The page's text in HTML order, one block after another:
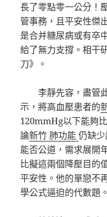
長了零點零一公分！
管事務，且平安性傑
是合并糖尿病或有卒
給了無力支撐。相干
刀》。
李靜先容，盡管
示，將高血壓患者的
120mmHg以下能夠
論新竹 肺功能仍缺
能否公道，需求展開
比擬這兩個降壓目的
平安性。他的單戀不
學公式逼迫的代數題。